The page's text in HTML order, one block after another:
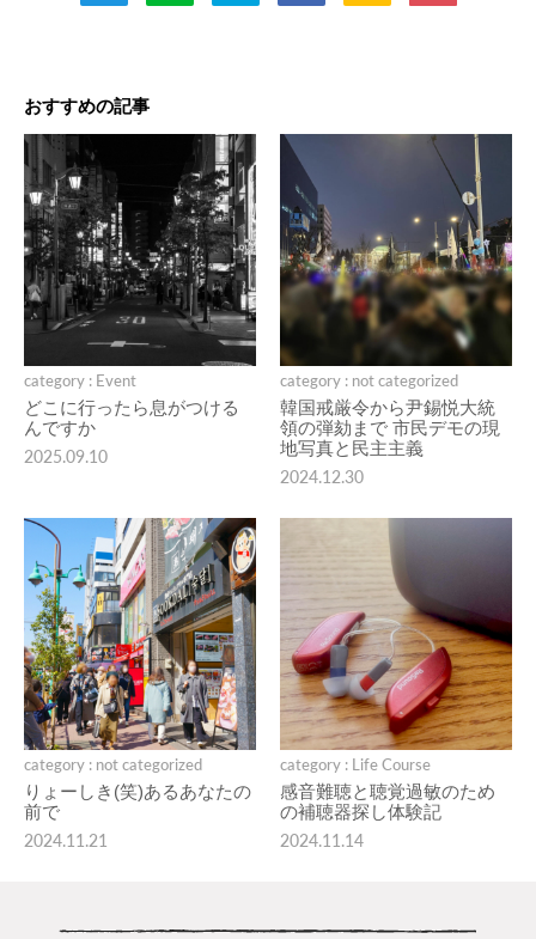
おすすめの記事
category : Event
どこに行ったら息がつける
んですか
2025.09.10
category : not categorized
韓国戒厳令から尹錫悦大統
領の弾劾まで 市民デモの現
地写真と民主主義
2024.12.30
category : not categorized
りょーしき(笑)あるあなたの
前で
2024.11.21
category : Life Course
感音難聴と聴覚過敏のため
の補聴器探し体験記
2024.11.14